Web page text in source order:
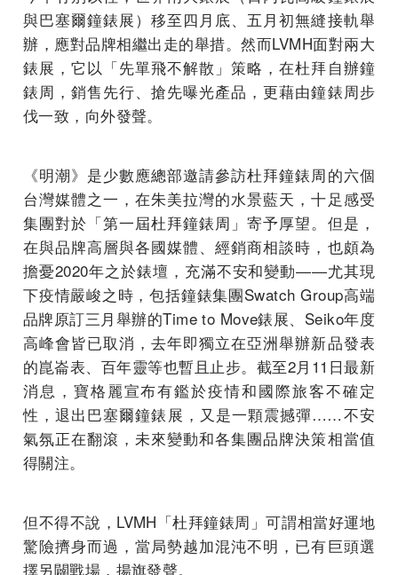
與巴塞爾鐘錶展）移至四月底、五月初無縫接軌舉
辦，應對品牌相繼出走的舉措。然而LVMH面對兩大
錶展，它以「先單飛不解散」策略，在杜拜自辦鐘
錶周，銷售先行、搶先曝光產品，更藉由鐘錶周步
伐一致，向外發聲。
《明潮》是少數應總部邀請參訪杜拜鐘錶周的六個
台灣媒體之一，在朱美拉灣的水景藍天，十足感受
集團對於「第一屆杜拜鐘錶周」寄予厚望。但是，
在與品牌高層與各國媒體、經銷商相談時，也頗為
擔憂2020年之於錶壇，充滿不安和變動——尤其現
下疫情嚴峻之時，包括鐘錶集團Swatch Group高端
品牌原訂三月舉辦的Time to Move錶展、Seiko年度
高峰會皆已取消，去年即獨立在亞洲舉辦新品發表
的崑崙表、百年靈等也暫且止步。截至2月11日最新
消息，寶格麗宣布有鑑於疫情和國際旅客不確定
性，退出巴塞爾鐘錶展，又是一顆震撼彈……不安
氣氛正在翻滾，未來變動和各集團品牌決策相當值
得關注。
但不得不說，LVMH「杜拜鐘錶周」可謂相當好運地
驚險擠身而過，當局勢越加混沌不明，已有巨頭選
擇另闢戰場，揚旗發聲。